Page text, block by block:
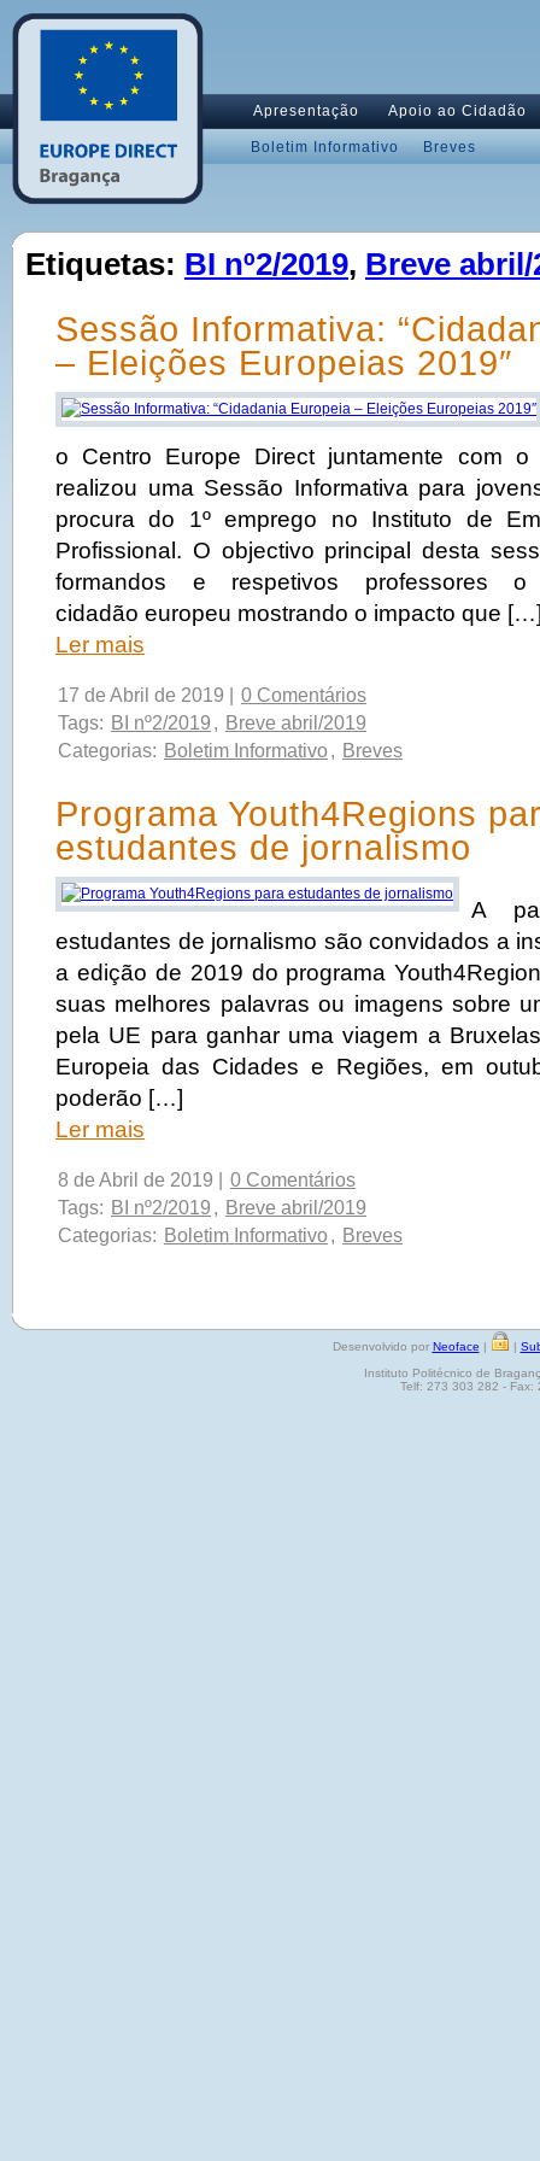
Apresentação Apoio ao Cidadão
Boletim Informativo Breves
Etiquetas: BI nº2/2019, Breve abril/
Sessão Informativa:
– Eleições Europeias 2019″
o Centro Europe Direct juntamente com
realizou uma Sessão Informativa para
procura do 1º emprego no Instituto de
Profissional. O objectivo principal desta
formandos e respetivos
cidadão europeu mostrando o impacto que
Ler mais
17 de Abril de 2019 |
0 Comentários
Tags: BI nº2/2019 , Breve abril/2019
Categorias: Boletim Informativo, Breves
Programa Youth4Regions
estudantes de jornalismo
A
estudantes de jornalismo são convidados a
a edição de 2019 do programa
suas melhores palavras ou imagens sobre
pela UE para ganhar uma viagem a
Europeia das Cidades e Regiões, em
poderão […]
Ler mais
8 de Abril de 2019 |
0 Comentários
Tags: BI nº2/2019 , Breve abril/2019
Categorias: Boletim Informativo, Breves
Desenvolvido por Neoface | |
Instituto Politécnico de
Telf: 273 303 282 - Fax: